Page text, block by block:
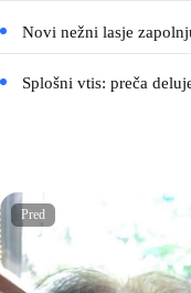
Novi nežni lasje
Splošni vtis: preča
Pred